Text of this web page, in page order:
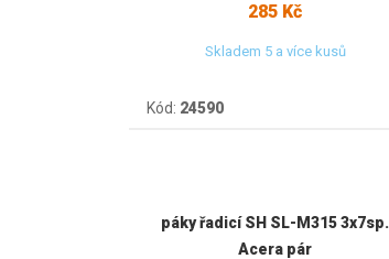
285 Kč
Skladem 5 a více kusů
Kód: 24590
páky řadicí SH SL-M315 3x7sp.
Acera pár